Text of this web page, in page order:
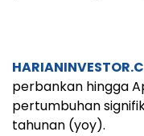
perbankan hingga
pertumbuhan
tahunan (yoy).